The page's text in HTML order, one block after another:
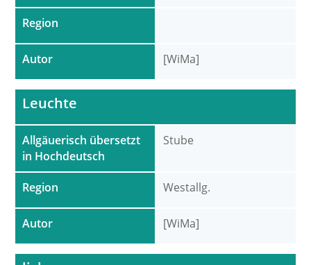
Region
Autor [WiMa]
Allgäuerisch übersetzt
in Hochdeutsch
Region
Autor
Leuchte
Stube
Westallg.
[WiMa]